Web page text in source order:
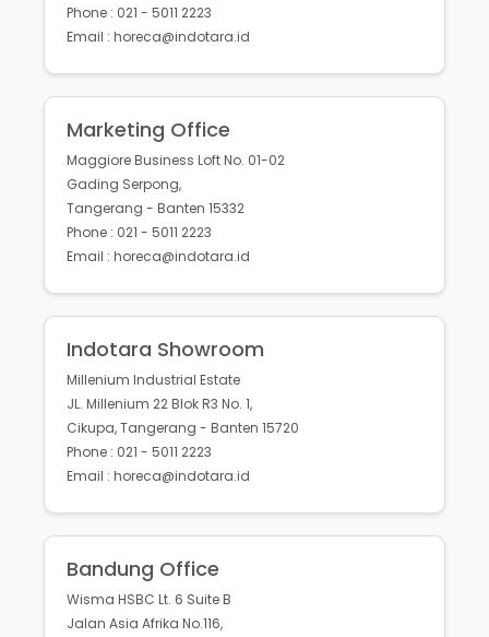
Phone : 021 - 5011 2223
Email : horeca@indotara.id
Marketing Office
Maggiore Business Loft No. 01-02
Gading Serpong,
Tangerang - Banten 15332
Phone : 021 - 5011 2223
Email : horeca@indotara.id
Indotara Showroom
Millenium Industrial Estate
JL. Millenium 22 Blok R3 No. 1,
Cikupa, Tangerang - Banten 15720
Phone : 021 - 5011 2223
Email : horeca@indotara.id
Bandung Office
Wisma HSBC Lt. 6 Suite B
Jalan Asia Afrika No.116,